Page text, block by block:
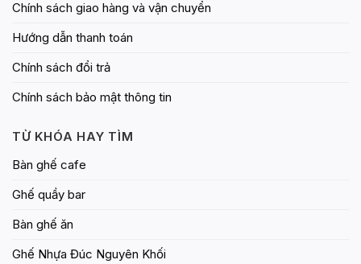
Chính sách giao hàng và vận chuyển
Hướng dẫn thanh toán
Chính sách đổi trả
Chính sách bảo mật thông tin
TỪ KHÓA HAY TÌM
Bàn ghế cafe
Ghế quầy bar
Bàn ghế ăn
Ghế Nhựa Đúc Nguyên Khối